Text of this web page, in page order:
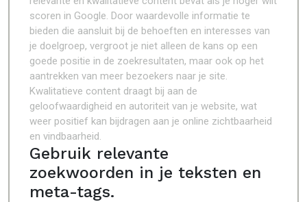
scoren in Google. Door waardevolle informatie te
bieden die aansluit bij de behoeften en interesses van
je doelgroep, vergroot je niet alleen de kans op een
goede positie in de zoekresultaten, maar ook op het
aantrekken van meer bezoekers naar je site.
Kwalitatieve content draagt bij aan de
geloofwaardigheid en autoriteit van je website, wat
weer positief kan bijdragen aan je online zichtbaarheid
en vindbaarheid.
Gebruik relevante
zoekwoorden in je teksten en
meta-tags.